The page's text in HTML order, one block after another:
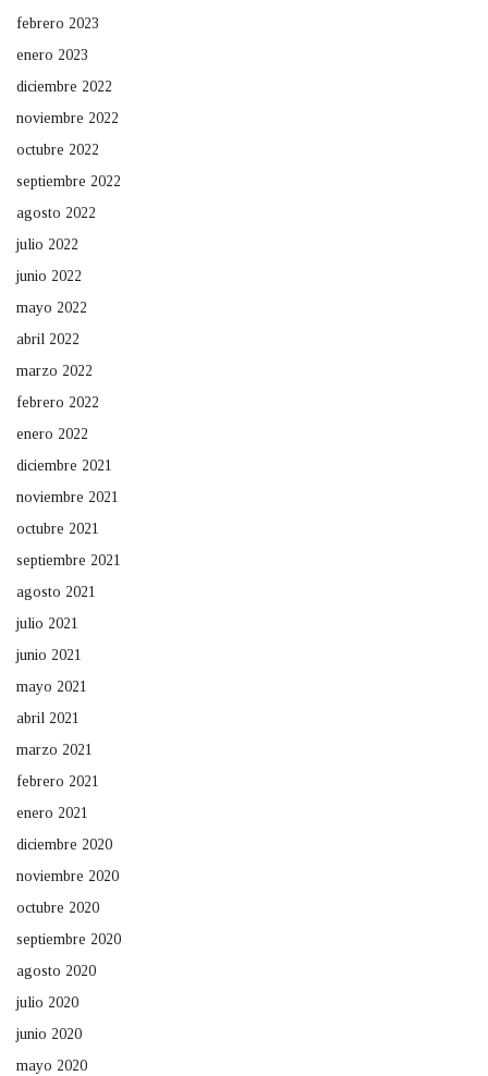
febrero 2023
enero 2023
diciembre 2022
noviembre 2022
octubre 2022
septiembre 2022
agosto 2022
julio 2022
junio 2022
mayo 2022
abril 2022
marzo 2022
febrero 2022
enero 2022
diciembre 2021
noviembre 2021
octubre 2021
septiembre 2021
agosto 2021
julio 2021
junio 2021
mayo 2021
abril 2021
marzo 2021
febrero 2021
enero 2021
diciembre 2020
noviembre 2020
octubre 2020
septiembre 2020
agosto 2020
julio 2020
junio 2020
mayo 2020